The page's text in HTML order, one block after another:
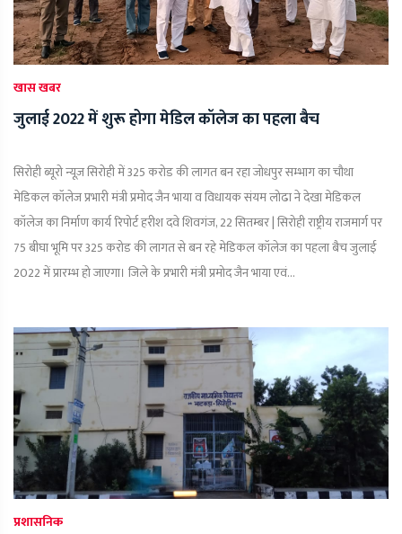
खास खबर
जुलाई 2022 में शुरू होगा मेडिल कॉलेज का पहला बैच
सिरोही ब्यूरो न्यूज़ सिरोही में 325 करोड की लागत बन रहा जोधपुर सम्भाग का चौथा
मेडिकल कॉलेज प्रभारी मंत्री प्रमोद जैन भाया व विधायक संयम लोढा ने देखा मेडिकल
कॉलेज का निर्माण कार्य रिपोर्ट हरीश दवे शिवगंज, 22 सितम्बर | सिरोही राष्ट्रीय राजमार्ग पर
75 बीघा भूमि पर 325 करोड की लागत से बन रहे मेडिकल कॉलेज का पहला बैच जुलाई
2022 में प्रारम्भ हो जाएगा। जिले के प्रभारी मंत्री प्रमोद जैन भाया एवं...
प्रशासनिक